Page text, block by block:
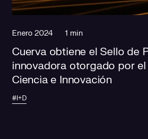
Enero 2024 1 min
Cuerva obtiene el Sello de
innovadora otorgado por
Ciencia e Innovación
#I+D